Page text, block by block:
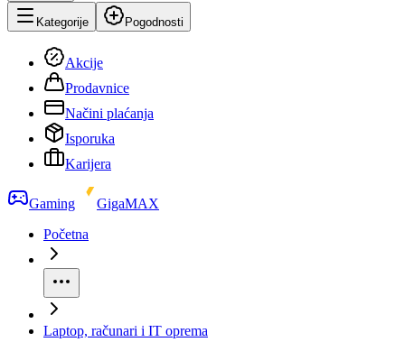
Kategorije Pogodnosti
Akcije
Prodavnice
Načini plaćanja
Isporuka
Karijera
Gaming
GigaMAX
Početna
Laptop, računari i IT oprema